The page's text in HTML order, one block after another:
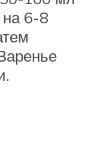
на 6-8